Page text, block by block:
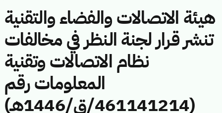
هيئة الاتصالات والفضاء والتقنية
تنشر قرار لجنة النظر في مخالفات
نظام الاتصالات وتقنية
المعلومات رقم
(461141214/ق/1446هـ)